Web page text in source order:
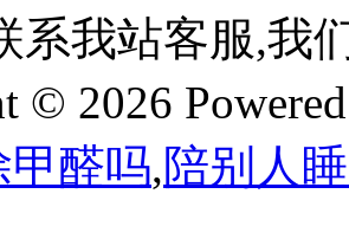
系我站客服,我
© 2026
醛吗,陪别人